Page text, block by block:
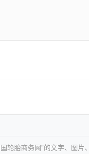
轮胎商务网”的文字、图